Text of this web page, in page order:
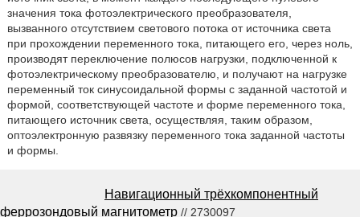
значения тока фотоэлектрического преобразователя,
вызванного отсутствием светового потока от источника света
при прохождении переменного тока, питающего его, через ноль,
производят переключение полюсов нагрузки, подключенной к
фотоэлектрическому преобразователю, и получают на нагрузке
переменный ток синусоидальной формы с заданной частотой и
формой, соответствующей частоте и форме переменного тока,
питающего источник света, осуществляя, таким образом,
оптоэлектронную развязку переменного тока заданной частоты
и формы.
Навигационный трёхкомпонентный
феррозондовый магнитометр // 2730097